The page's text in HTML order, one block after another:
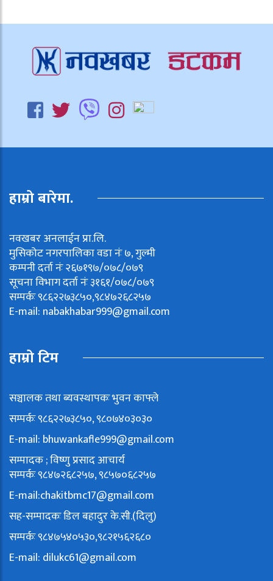
हाम्रो बारेमा.
नवखबर अनलाईन प्रा.लि.
मुसिकोट नगरपालिका वडा नंः ७, गुल्मी
कम्पनी दर्ता नंः २६७१९७/०७८/०७९
सूचना विभाग दर्ता नंः ३१६१/०७८/०७९
सम्पर्कः ९८६२२७३८५०,९८४७२६८२५७
E-mail: nabakhabar999@gmail.com
हाम्रो टिम
सञ्चालक तथा ब्यवस्थापकः भुवन काफ्ले
सम्पर्कः ९८६२२७३८५०, ९८०७४०३०३०
E-mail: bhuwankafle999@gmail.com
सम्पादक ; विष्णु प्रसाद आचार्य
सम्पर्कः ९८४७२६८२५७, ९८५७०६८२५७
E-mail:chakitbmc17@gmail.com
सह-सम्पादकः डिल बहादुर के.सी.(दिलु)
सम्पर्कः ९८४७५४०५३०,९८२१५६२६८०
E-mail: dilukc61@gmail.com